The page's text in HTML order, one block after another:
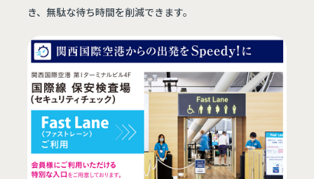
き、無駄な待ち時間を削減できます。